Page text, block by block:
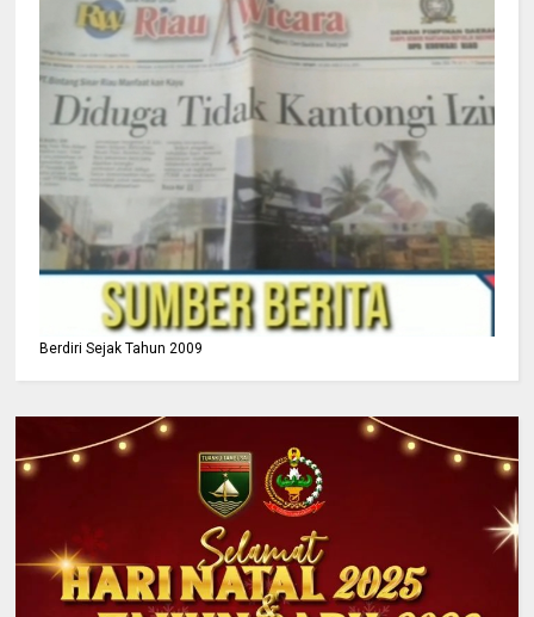
Berdiri Sejak Tahun 2009